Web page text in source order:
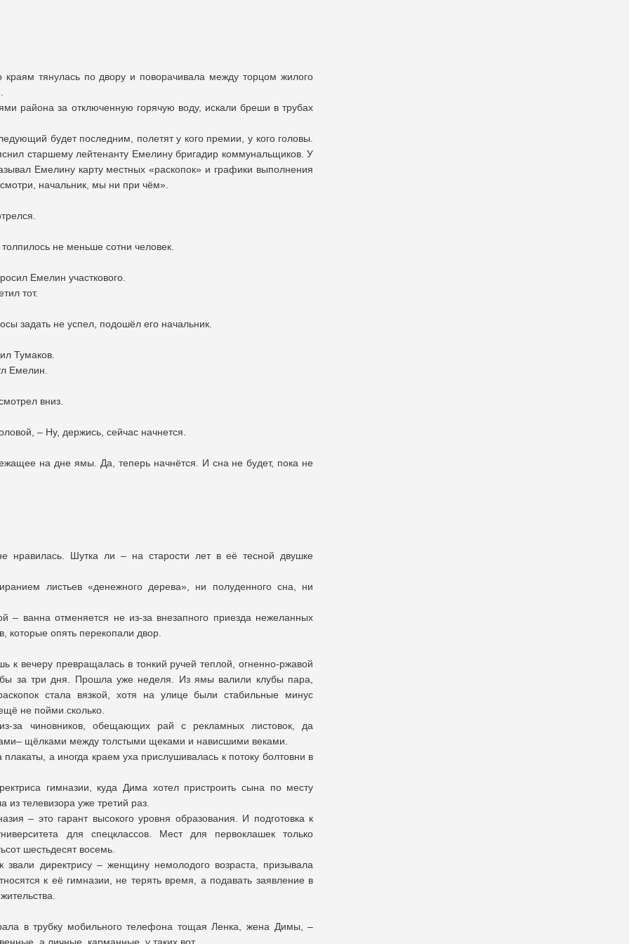
тянулась по двору и поворачивала между торцом жилого
района за отключенную горячую воду, искали бреши в трубах
будет последним, полетят у кого премии, у кого головы.
старшему лейтенанту Емелину бригадир коммунальщиков. У
Емелину карту местных «раскопок» и графики выполнения
начальник, мы ни при чём».
не меньше сотни человек.
Емелин участкового.
тот.
задать не успел, подошёл его начальник.
Тумаков.
Емелин.
вниз.
– Ну, держись, сейчас начнется.
на дне ямы. Да, теперь начнётся. И сна не будет, пока не
нравилась. Шутка ли – на старости лет в её тесной двушке
листьев «денежного дерева», ни полуденного сна, ни
– ванна отменяется не из-за внезапного приезда нежеланных
которые опять перекопали двор.
к вечеру превращалась в тонкий ручей теплой, огненно-ржавой
за три дня. Прошла уже неделя. Из ямы валили клубы пара,
стала вязкой, хотя на улице были стабильные минус
не пойми сколько.
за чиновников, обещающих рай с рекламных листовок, да
щёлками между толстыми щеками и нависшими веками.
а иногда краем уха прислушивалась к потоку болтовни в
гимназии, куда Дима хотел пристроить сына по месту
телевизора уже третий раз.
– это гарант высокого уровня образования. И подготовка к
для спецклассов. Мест для первоклашек только
шестьдесят восемь.
звали директрису – женщину немолодого возраста, призывала
к её гимназии, не терять время, а подавать заявление в
в трубку мобильного телефона тощая Ленка, жена Димы, –